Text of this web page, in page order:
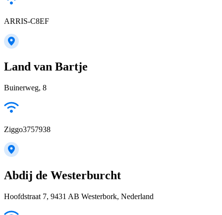
ARRIS-C8EF
Land van Bartje
Buinerweg, 8
Ziggo3757938
Abdij de Westerburcht
Hoofdstraat 7, 9431 AB Westerbork, Nederland